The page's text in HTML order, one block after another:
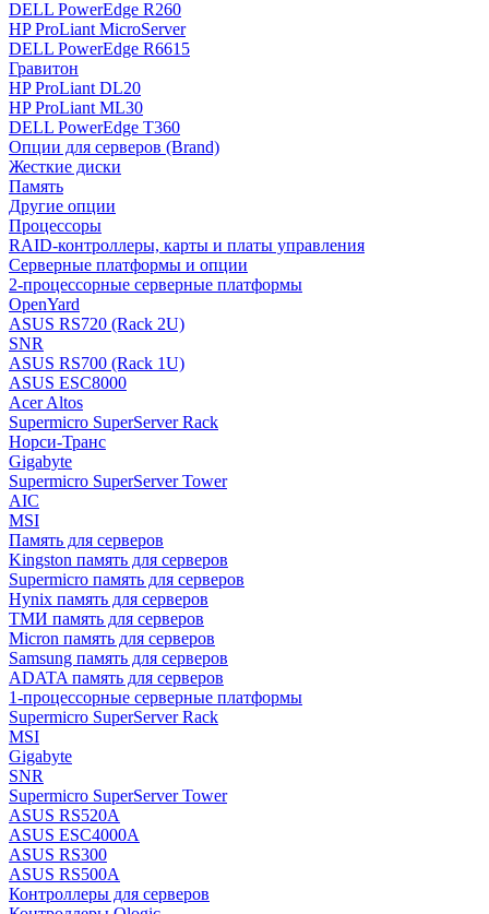
DELL PowerEdge R260
HP ProLiant MicroServer
DELL PowerEdge R6615
Гравитон
HP ProLiant DL20
HP ProLiant ML30
DELL PowerEdge T360
Опции для серверов (Brand)
Жесткие диски
Память
Другие опции
Процессоры
RAID-контроллеры, карты и платы управления
Серверные платформы и опции
2-процессорные серверные платформы
OpenYard
ASUS RS720 (Rack 2U)
SNR
ASUS RS700 (Rack 1U)
ASUS ESC8000
Acer Altos
Supermicro SuperServer Rack
Норси-Транс
Gigabyte
Supermicro SuperServer Tower
AIC
MSI
Память для серверов
Kingston память для серверов
Supermicro память для серверов
Hynix память для серверов
ТМИ память для серверов
Micron память для серверов
Samsung память для серверов
ADATA память для серверов
1-процессорные серверные платформы
Supermicro SuperServer Rack
MSI
Gigabyte
SNR
Supermicro SuperServer Tower
ASUS RS520A
ASUS ESC4000A
ASUS RS300
ASUS RS500A
Контроллеры для серверов